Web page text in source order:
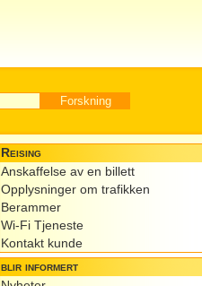
Reising
Anskaffelse av en billett
Opplysninger om trafikken
Berammer
Wi-Fi Tjeneste
Kontakt kunde
blir informert